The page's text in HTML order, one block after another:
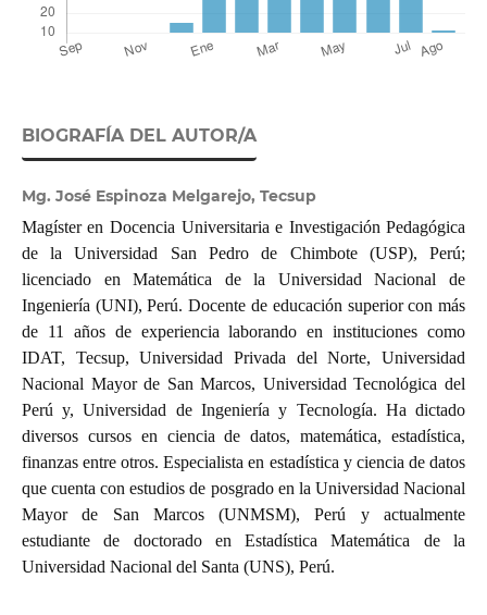
BIOGRAFÍA DEL AUTOR/A
Mg. José Espinoza Melgarejo, Tecsup
Magíster en Docencia Universitaria e Investigación Pedagógica
de la Universidad San Pedro de Chimbote (USP), Perú;
licenciado en Matemática de la Universidad Nacional de
Ingeniería (UNI), Perú. Docente de educación superior con más
de 11 años de experiencia laborando en instituciones como
IDAT, Tecsup, Universidad Privada del Norte, Universidad
Nacional Mayor de San Marcos, Universidad Tecnológica del
Perú y, Universidad de Ingeniería y Tecnología. Ha dictado
diversos cursos en ciencia de datos, matemática, estadística,
finanzas entre otros. Especialista en estadística y ciencia de datos
que cuenta con estudios de posgrado en la Universidad Nacional
Mayor de San Marcos (UNMSM), Perú y actualmente
estudiante de doctorado en Estadística Matemática de la
Universidad Nacional del Santa (UNS), Perú.